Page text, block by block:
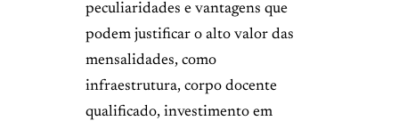
peculiaridades e vantagens que
podem justificar o alto valor das
mensalidades, como
infraestrutura, corpo docente
qualificado, investimento em